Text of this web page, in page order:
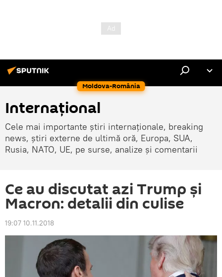
Moldova-România
Internaţional
Cele mai importante știri internaționale, breaking
news, știri externe de ultimă oră, Europa, SUA,
Rusia, NATO, UE, pe surse, analize și comentarii
Ce au discutat azi Trump și
Macron: detalii din culise
19:07 10.11.2018